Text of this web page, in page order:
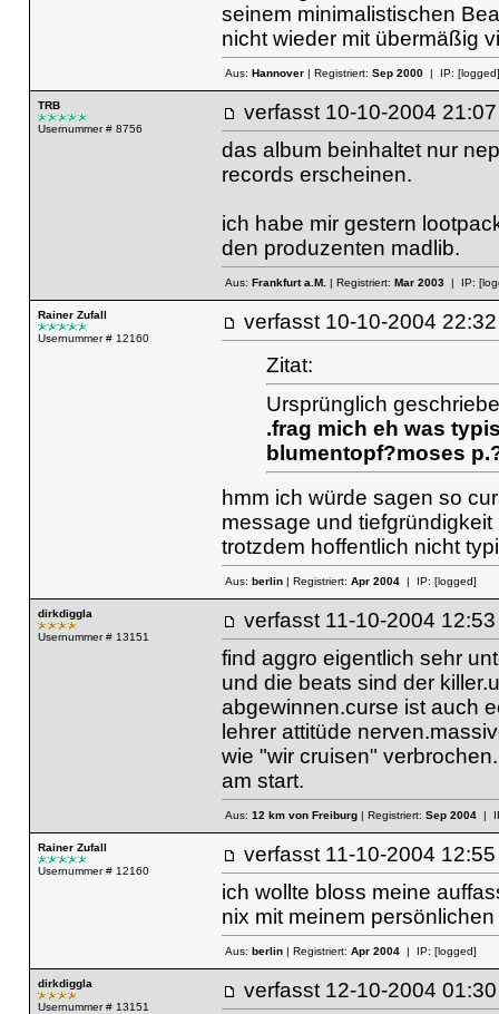
seinem minimalistischen
nicht wieder mit übermäßig
Aus: Hannover| Registriert: Sep 2000| IP: [logged]
TRB
Usernummer # 8756
verfasst 10-10-2004
das album beinhaltet nur
records erscheinen.
ich habe mir gestern
den produzenten madlib.
Aus: Frankfurt a.M. | Registriert: Mar 2003| IP:
Rainer Zufall
Usernummer # 12160
verfasst 10-10-2004
Zitat:
Ursprünglich
.frag mich eh was
blumentopf?moses
hmm ich würde sagen so
message und
trotzdem hoffentlich nicht
Aus: berlin| Registriert: Apr 2004| IP: [logged]
dirkdiggla
Usernummer # 13151
verfasst 11-10-2004
find aggro eigentlich sehr
und die beats sind der
abgewinnen.curse ist auch
lehrer attitüde
wie "wir cruisen"
am start.
Aus: 12 km von Freiburg| Registriert: Sep 2004|
Rainer Zufall
Usernummer # 12160
verfasst 11-10-2004
ich wollte bloss meine
nix mit meinem
Aus: berlin| Registriert: Apr 2004| IP: [logged]
dirkdiggla
Usernummer # 13151
verfasst 12-10-2004